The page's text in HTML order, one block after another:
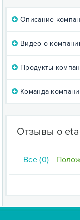
Описание
Видео о
Продукты
Команда
Отзывы о
Все (0)